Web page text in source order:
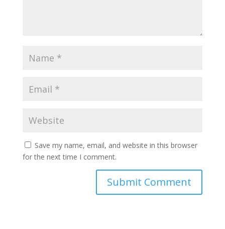
Save my name, email, and website in this browser
for the next time I comment.